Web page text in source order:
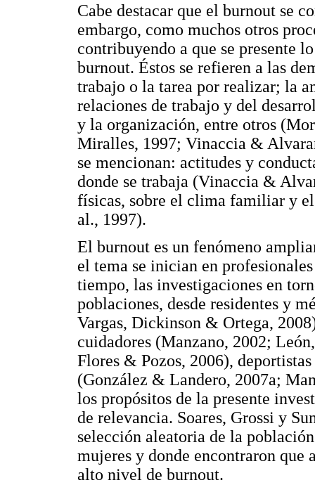
Cabe destacar que el burnout se
embargo, como muchos otros
contribuyendo a que se presente
burnout. Éstos se refieren a las
trabajo o la tarea por realizar; la
relaciones de trabajo y del
y la organización, entre otros
Miralles, 1997; Vinaccia &
se mencionan: actitudes y
donde se trabaja (Vinaccia &
físicas, sobre el clima familiar y
al., 1997).
El burnout es un fenómeno
el tema se inician en
tiempo, las investigaciones en
poblaciones, desde residentes y
Vargas, Dickinson & Ortega,
cuidadores (Manzano, 2002;
Flores & Pozos, 2006),
(González & Landero, 2007a;
los propósitos de la presente
de relevancia. Soares, Grossi y
selección aleatoria de la
mujeres y donde encontraron que
alto nivel de burnout.